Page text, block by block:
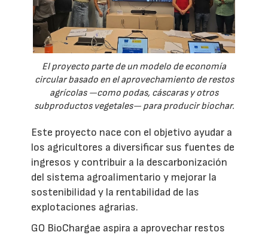
El proyecto parte de un modelo de economía
circular basado en el aprovechamiento de restos
agrícolas —como podas, cáscaras y otros
subproductos vegetales— para producir biochar.
Este proyecto nace con el objetivo ayudar a
los agricultores a diversificar sus fuentes de
ingresos y contribuir a la descarbonización
del sistema agroalimentario y mejorar la
sostenibilidad y la rentabilidad de las
explotaciones agrarias.
GO BioChargae aspira a aprovechar restos